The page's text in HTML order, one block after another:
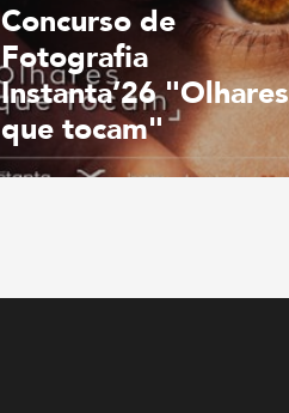
Concurso de
Fotografia
Instanta’26 "Olhares
que tocam"